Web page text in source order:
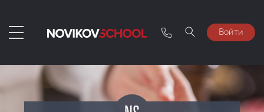
Войти